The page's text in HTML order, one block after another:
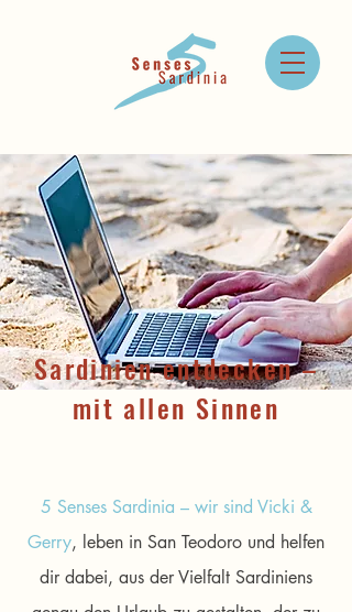
Sardinien entdecken –
mit allen Sinnen
5 Senses Sardinia – wir sind Vicki &
Gerry, leben in San Teodoro und helfen
dir dabei, aus der Vielfalt Sardiniens